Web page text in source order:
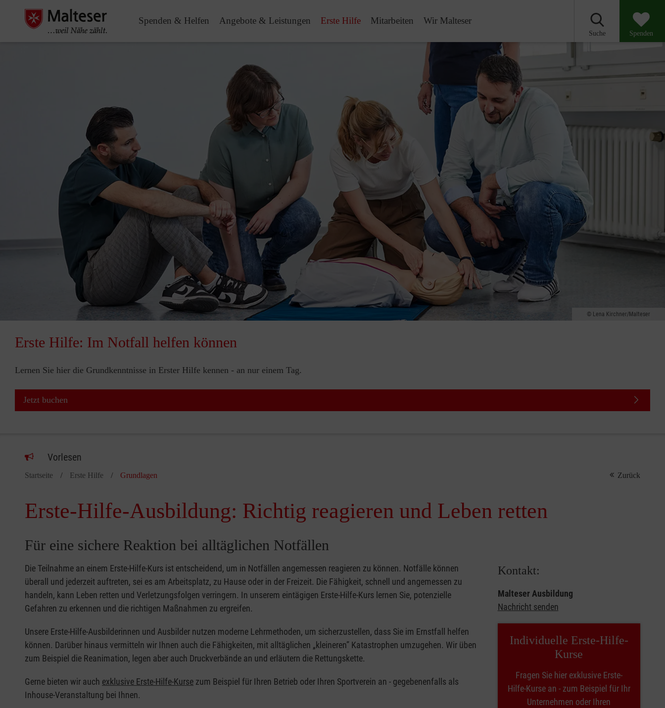
Spenden & Helfen Angebote & Leistungen Erste Hilfe Mitarbeiten Wir Malteser
Suche Spenden
Lena Kirchner/Malteser
Erste Hilfe: Im Notfall helfen können
Lernen Sie hier die Grundkenntnisse in Erster Hilfe kennen - an nur einem Tag.
Jetzt buchen
Vorlesen
Startseite Erste Hilfe Grundlagen Zurück
Erste-Hilfe-Ausbildung: Richtig reagieren und Leben retten
Für eine sichere Reaktion bei alltäglichen Notfällen
Die Teilnahme an einem Erste-Hilfe-Kurs ist entscheidend, um in Notfällen angemessen reagieren zu können. Notfälle können
überall und jederzeit auftreten, sei es am Arbeitsplatz, zu Hause oder in der Freizeit. Die Fähigkeit, schnell und angemessen zu
handeln, kann Leben retten und Verletzungsfolgen verringern. In unserem eintägigen Erste-Hilfe-Kurs lernen Sie, potenzielle
Gefahren zu erkennen und die richtigen Maßnahmen zu ergreifen.
Unsere Erste-Hilfe-Ausbilderinnen und Ausbilder nutzen moderne Lehrmethoden, um sicherzustellen, dass Sie im Ernstfall helfen
können. Darüber hinaus vermitteln wir Ihnen auch die Fähigkeiten, mit alltäglichen „kleineren” Katastrophen umzugehen. Wir üben
zum Beispiel die Reanimation, legen aber auch Druckverbände an und erläutern die Rettungskette.
Gerne bieten wir auch exklusive Erste-Hilfe-Kurse zum Beispiel für Ihren Betrieb oder Ihren Sportverein an - gegebenenfalls als
Inhouse-Veranstaltung bei Ihnen.
Kontakt:
Malteser Ausbildung
Nachricht senden
Individuelle Erste-Hilfe-
Kurse
Fragen Sie hier exklusive Erste-
Hilfe-Kurse an - zum Beispiel für Ihr
Unternehmen oder Ihren